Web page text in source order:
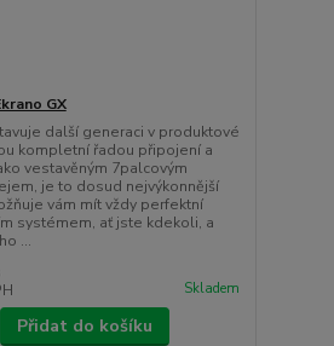
GX
další generaci v produktové
kompletní řadou připojení a
vestavěným 7palcovým
je to dosud nejvýkonnější
vám mít vždy perfektní
systémem, ať jste kdekoli, a
...
Skladem
Přidat do košíku